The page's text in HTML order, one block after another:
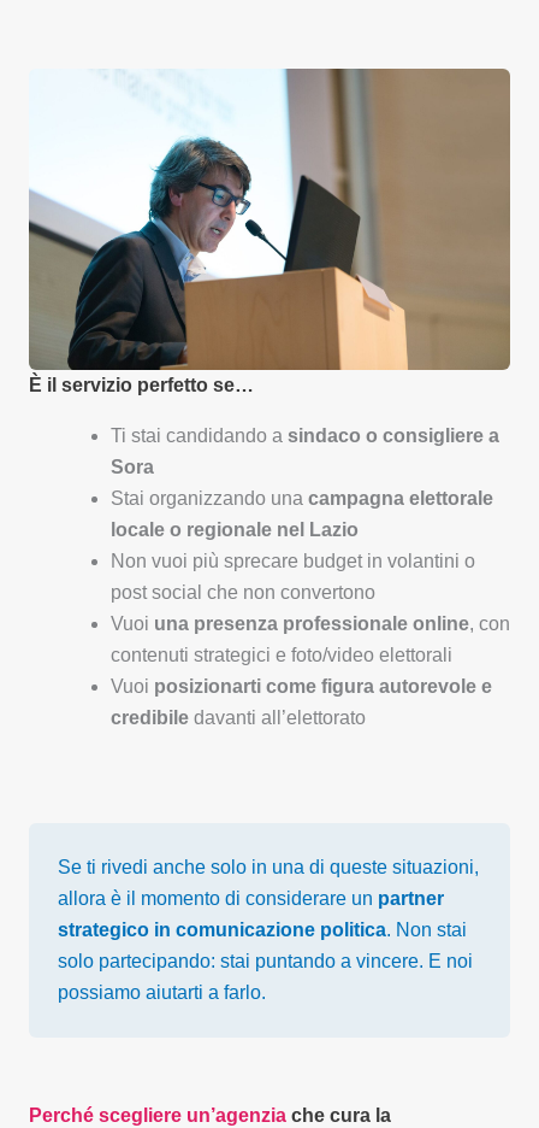
È il servizio perfetto se…
Ti stai candidando a sindaco o consigliere a
Sora
Stai organizzando una campagna elettorale
locale o regionale nel Lazio
Non vuoi più sprecare budget in volantini o
post social che non convertono
Vuoi una presenza professionale online, con
contenuti strategici e foto/video elettorali
Vuoi posizionarti come figura autorevole e
credibile davanti all’elettorato
Se ti rivedi anche solo in una di queste situazioni,
allora è il momento di considerare un partner
strategico in comunicazione politica. Non stai
solo partecipando: stai puntando a vincere. E noi
possiamo aiutarti a farlo.
Perché scegliere un’agenzia che cura la